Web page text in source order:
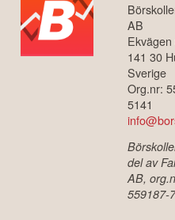
AB
Ekvägen
141 30
Sverige
Org.nr:
5141
del av
AB,
559187-